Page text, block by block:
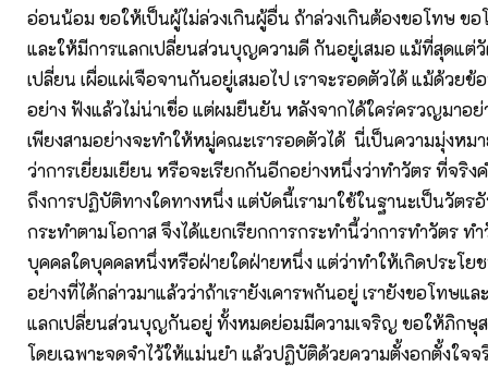
อ่อนน้อม ขอให้เป็นผู้ไม่ล่วงเกินผู้อื่น ถ้าล่วงเกินต้องขอโทษ ข
และให้มีการแลกเปลี่ยนส่วนบุญความดี กันอยู่เสมอ แม้ที่สุดแต่วั
เปลี่ยน เผื่อแผ่เจือจานกันอยู่เสมอไป เราจะรอดตัวได้ แม้ด้วยข้
อย่าง ฟังแล้วไม่น่าเชื่อ แต่ผมยืนยัน หลังจากได้ใคร่ครวญมาอ
เพียงสามอย่างจะทำให้หมู่คณะเรารอดตัวได้ นี่เป็นความมุ่งหม
ว่าการเยี่ยมเยียน หรือจะเรียกกันอีกอย่างหนึ่งว่าทำวัตร ที่จริง
ถึงการปฏิบัติทางใดทางหนึ่ง แต่บัดนี้เรามาใช้ในฐานะเป็นวัตร
กระทำตามโอกาส จึงได้แยกเรียกการกระทำนี้ว่าการทำวัตร ท
บุคคลใดบุคคลหนึ่งหรือฝ่ายใดฝ่ายหนึ่ง แต่ว่าทำให้เกิดประโย
อย่างที่ได้กล่าวมาแล้วว่าถ้าเรายังเคารพกันอยู่ เรายังขอโทษแ
แลกเปลี่ยนส่วนบุญกันอยู่ ทั้งหมดย่อมมีความเจริญ ขอให้ภิกษุ
โดยเฉพาะจดจำไว้ให้แม่นยำ แล้วปฏิบัติด้วยความตั้งอกตั้งใจจ